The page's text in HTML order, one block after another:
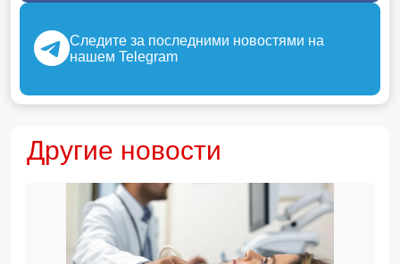
Следите за последними новостями на
нашем Telegram
Другие новости